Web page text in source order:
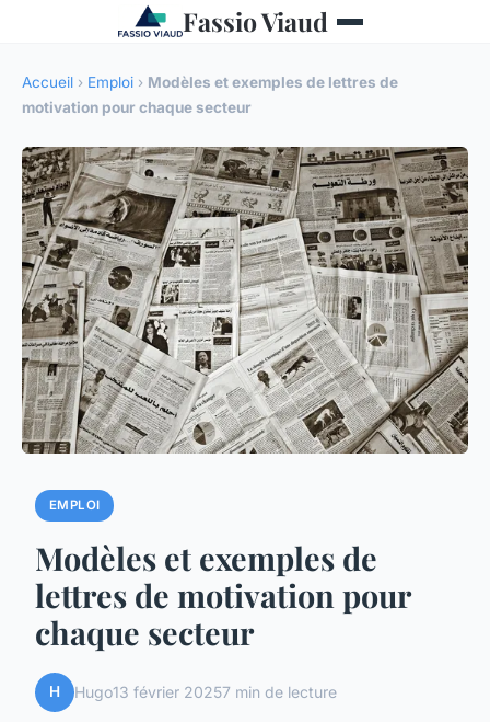
Fassio Viaud
Accueil › Emploi › Modèles et exemples de lettres de
motivation pour chaque secteur
EMPLOI
Modèles et exemples de
lettres de motivation pour
chaque secteur
H Hugo13 février 20257 min de lecture